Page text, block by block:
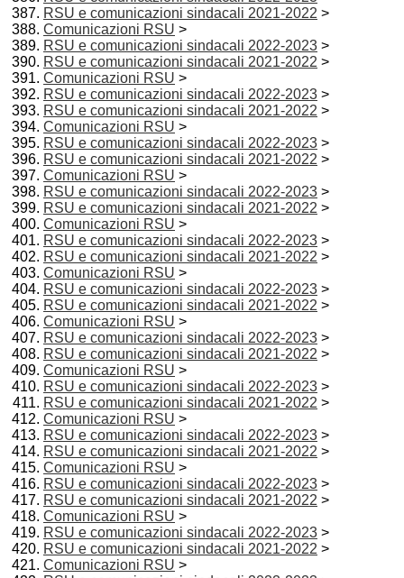
RSU e comunicazioni sindacali 2021-2022 >
Comunicazioni RSU >
RSU e comunicazioni sindacali 2022-2023 >
RSU e comunicazioni sindacali 2021-2022 >
Comunicazioni RSU >
RSU e comunicazioni sindacali 2022-2023 >
RSU e comunicazioni sindacali 2021-2022 >
Comunicazioni RSU >
RSU e comunicazioni sindacali 2022-2023 >
RSU e comunicazioni sindacali 2021-2022 >
Comunicazioni RSU >
RSU e comunicazioni sindacali 2022-2023 >
RSU e comunicazioni sindacali 2021-2022 >
Comunicazioni RSU >
RSU e comunicazioni sindacali 2022-2023 >
RSU e comunicazioni sindacali 2021-2022 >
Comunicazioni RSU >
RSU e comunicazioni sindacali 2022-2023 >
RSU e comunicazioni sindacali 2021-2022 >
Comunicazioni RSU >
RSU e comunicazioni sindacali 2022-2023 >
RSU e comunicazioni sindacali 2021-2022 >
Comunicazioni RSU >
RSU e comunicazioni sindacali 2022-2023 >
RSU e comunicazioni sindacali 2021-2022 >
Comunicazioni RSU >
RSU e comunicazioni sindacali 2022-2023 >
RSU e comunicazioni sindacali 2021-2022 >
Comunicazioni RSU >
RSU e comunicazioni sindacali 2022-2023 >
RSU e comunicazioni sindacali 2021-2022 >
Comunicazioni RSU >
RSU e comunicazioni sindacali 2022-2023 >
RSU e comunicazioni sindacali 2021-2022 >
Comunicazioni RSU >